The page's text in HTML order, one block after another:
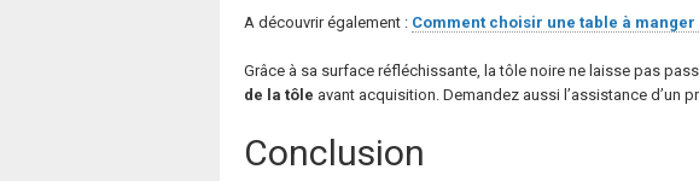
A découvrir également : Comment choisir une table à
Grâce à sa surface réfléchissante, la tôle noire ne laisse pas
de la tôle avant acquisition. Demandez aussi l’assistance d’un
Conclusion